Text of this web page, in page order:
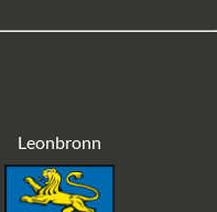
Leonbronn